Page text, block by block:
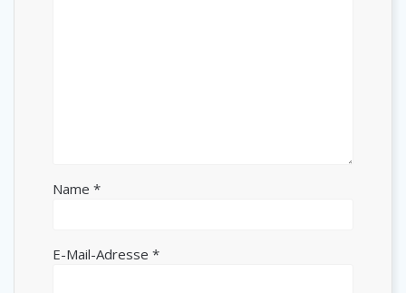
Name *
E-Mail-Adresse *